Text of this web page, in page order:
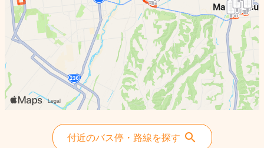
付近のバス停・路線を探す